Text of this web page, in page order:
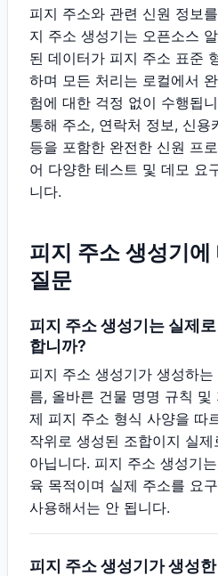
피지 주소와 관련 신원 정보
지 주소 생성기는 오픈소스
된 데이터가 피지 주소 표준
하며 모든 처리는 로컬에서
험에 대한 걱정 없이 수행됩
통해 주소, 연락처 정보, 신용
등을 포함한 완전한 신원 프
어 다양한 테스트 및 데모 요
니다.
피지 주소 생성기
질문
피지 주소 생성기는 실제
합니까?
피지 주소 생성기가 생성하
름, 올바른 건물 명명 규칙 및
제 피지 주소 형식 사양을 따
작위로 생성된 조합이지 실
아닙니다. 피지 주소 생성기
육 목적이며 실제 주소를 요
사용해서는 안 됩니다.
피지 주소 생성기가 생성